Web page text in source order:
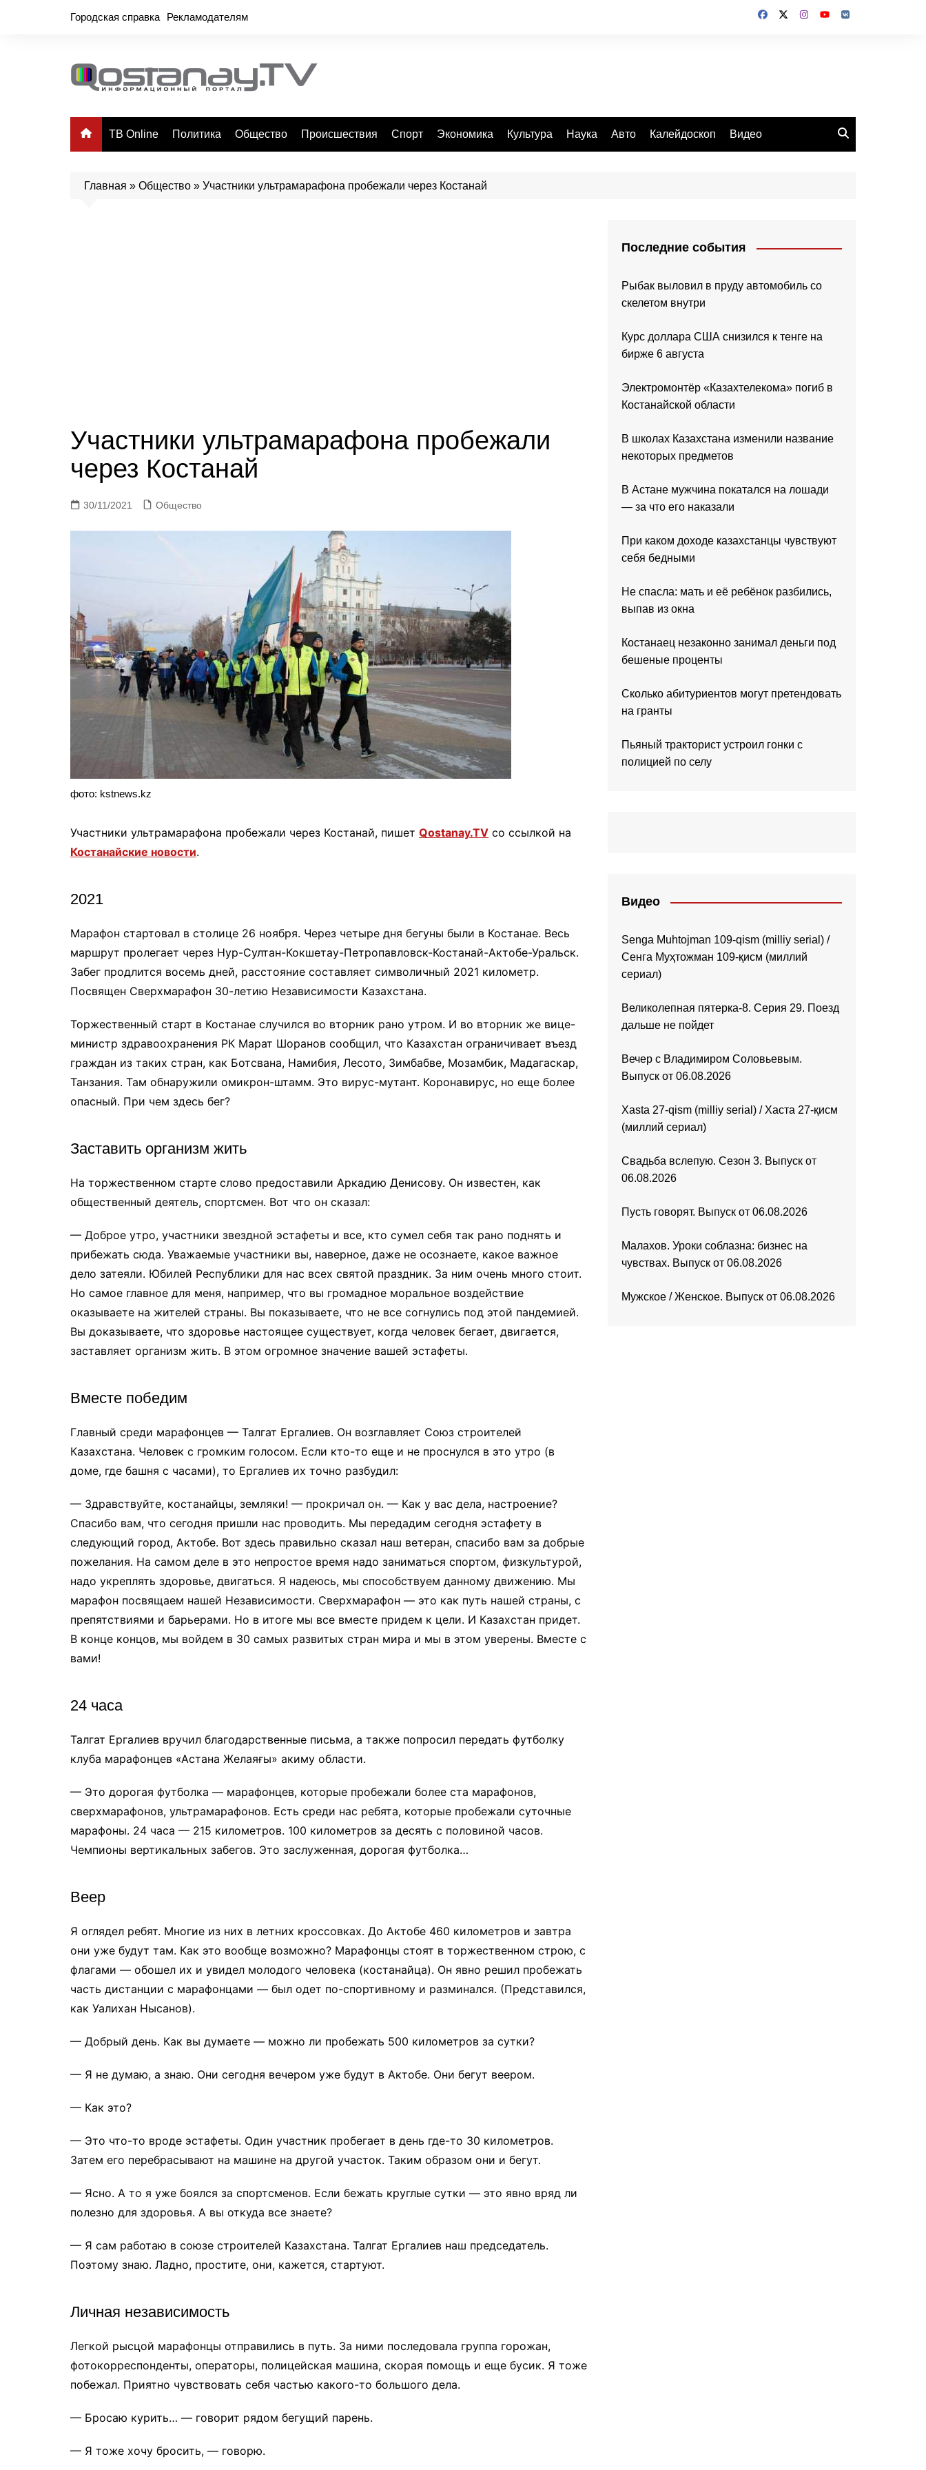
Городская справка Рекламодателям
ТВ Online Политика Общество Происшествия Спорт Экономика Культура Наука Авто Калейдоскоп Видео
Главная » Общество » Участники ультрамарафона пробежали через Костанай
Участники ультрамарафона пробежали
через Костанай
30/11/2021 Общество
фото: kstnews.kz
Участники ультрамарафона пробежали через Костанай, пишет Qostanay.TV со ссылкой на
Костанайские новости.
2021
Марафон стартовал в столице 26 ноября. Через четыре дня бегуны были в Костанае. Весь
маршрут пролегает через Нур-Султан-Кокшетау-Петропавловск-Костанай-Актобе-Уральск.
Забег продлится восемь дней, расстояние составляет символичный 2021 километр.
Посвящен Сверхмарафон 30-летию Независимости Казахстана.
Торжественный старт в Костанае случился во вторник рано утром. И во вторник же вице-
министр здравоохранения РК Марат Шоранов сообщил, что Казахстан ограничивает въезд
граждан из таких стран, как Ботсвана, Намибия, Лесото, Зимбабве, Мозамбик, Мадагаскар,
Танзания. Там обнаружили омикрон-штамм. Это вирус-мутант. Коронавирус, но еще более
опасный. При чем здесь бег?
Заставить организм жить
На торжественном старте слово предоставили Аркадию Денисову. Он известен, как
общественный деятель, спортсмен. Вот что он сказал:
— Доброе утро, участники звездной эстафеты и все, кто сумел себя так рано поднять и
прибежать сюда. Уважаемые участники вы, наверное, даже не осознаете, какое важное
дело затеяли. Юбилей Республики для нас всех святой праздник. За ним очень много стоит.
Но самое главное для меня, например, что вы громадное моральное воздействие
оказываете на жителей страны. Вы показываете, что не все согнулись под этой пандемией.
Вы доказываете, что здоровье настоящее существует, когда человек бегает, двигается,
заставляет организм жить. В этом огромное значение вашей эстафеты.
Вместе победим
Главный среди марафонцев — Талгат Ергалиев. Он возглавляет Союз строителей
Казахстана. Человек с громким голосом. Если кто-то еще и не проснулся в это утро (в
доме, где башня с часами), то Ергалиев их точно разбудил:
— Здравствуйте, костанайцы, земляки! — прокричал он. — Как у вас дела, настроение?
Спасибо вам, что сегодня пришли нас проводить. Мы передадим сегодня эстафету в
следующий город, Актобе. Вот здесь правильно сказал наш ветеран, спасибо вам за добрые
пожелания. На самом деле в это непростое время надо заниматься спортом, физкультурой,
надо укреплять здоровье, двигаться. Я надеюсь, мы способствуем данному движению. Мы
марафон посвящаем нашей Независимости. Сверхмарафон — это как путь нашей страны, с
препятствиями и барьерами. Но в итоге мы все вместе придем к цели. И Казахстан придет.
В конце концов, мы войдем в 30 самых развитых стран мира и мы в этом уверены. Вместе с
вами!
24 часа
Талгат Ергалиев вручил благодарственные письма, а также попросил передать футболку
клуба марафонцев «Астана Желаяғы» акиму области.
— Это дорогая футболка — марафонцев, которые пробежали более ста марафонов,
сверхмарафонов, ультрамарафонов. Есть среди нас ребята, которые пробежали суточные
марафоны. 24 часа — 215 километров. 100 километров за десять с половиной часов.
Чемпионы вертикальных забегов. Это заслуженная, дорогая футболка…
Веер
Я оглядел ребят. Многие из них в летних кроссовках. До Актобе 460 километров и завтра
они уже будут там. Как это вообще возможно? Марафонцы стоят в торжественном строю, с
флагами — обошел их и увидел молодого человека (костанайца). Он явно решил пробежать
часть дистанции с марафонцами — был одет по-спортивному и разминался. (Представился,
как Уалихан Нысанов).
— Добрый день. Как вы думаете — можно ли пробежать 500 километров за сутки?
— Я не думаю, а знаю. Они сегодня вечером уже будут в Актобе. Они бегут веером.
— Как это?
— Это что-то вроде эстафеты. Один участник пробегает в день где-то 30 километров.
Затем его перебрасывают на машине на другой участок. Таким образом они и бегут.
— Ясно. А то я уже боялся за спортсменов. Если бежать круглые сутки — это явно вряд ли
полезно для здоровья. А вы откуда все знаете?
— Я сам работаю в союзе строителей Казахстана. Талгат Ергалиев наш председатель.
Поэтому знаю. Ладно, простите, они, кажется, стартуют.
Личная независимость
Легкой рысцой марафонцы отправились в путь. За ними последовала группа горожан,
фотокорреспонденты, операторы, полицейская машина, скорая помощь и еще бусик. Я тоже
побежал. Приятно чувствовать себя частью какого-то большого дела.
— Бросаю курить… — говорит рядом бегущий парень.
— Я тоже хочу бросить, — говорю.
Последние события
Рыбак выловил в пруду автомобиль со
скелетом внутри
Курс доллара США снизился к тенге на
бирже 6 августа
Электромонтёр «Казахтелекома» погиб в
Костанайской области
В школах Казахстана изменили название
некоторых предметов
В Астане мужчина покатался на лошади
— за что его наказали
При каком доходе казахстанцы чувствуют
себя бедными
Не спасла: мать и её ребёнок разбились,
выпав из окна
Костанаец незаконно занимал деньги под
бешеные проценты
Сколько абитуриентов могут претендовать
на гранты
Пьяный тракторист устроил гонки с
полицией по селу
Видео
Senga Muhtojman 109-qism (milliy serial) /
Сенга Муҳтожман 109-қисм (миллий
сериал)
Великолепная пятерка-8. Серия 29. Поезд
дальше не пойдет
Вечер с Владимиром Соловьевым.
Выпуск от 06.08.2026
Xasta 27-qism (milliy serial) / Хаста 27-қисм
(миллий сериал)
Свадьба вслепую. Сезон 3. Выпуск от
06.08.2026
Пусть говорят. Выпуск от 06.08.2026
Малахов. Уроки соблазна: бизнес на
чувствах. Выпуск от 06.08.2026
Мужское / Женское. Выпуск от 06.08.2026